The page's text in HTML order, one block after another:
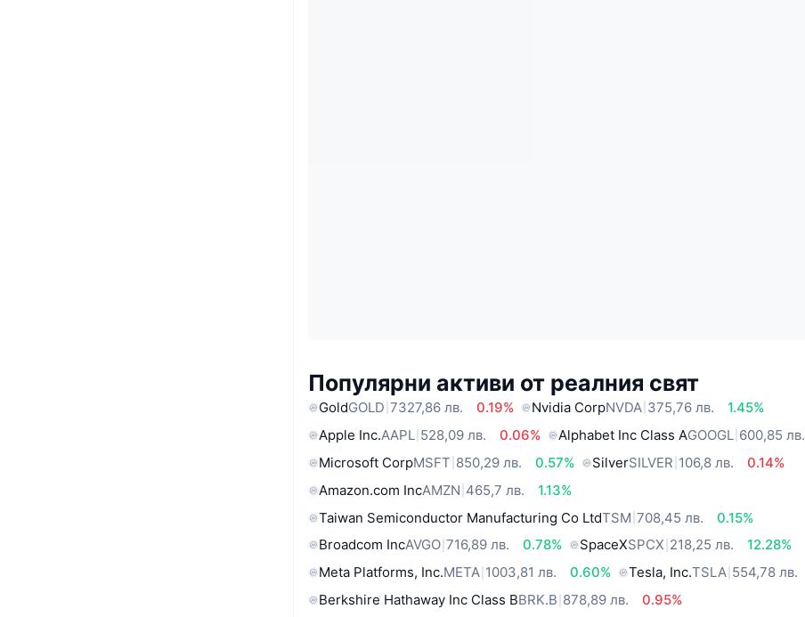
Популярни активи от реалния свят
GoldGOLD 7327,86 лв. 0.19% Nvidia CorpNVDA 375,76 лв.
1.45%
Apple Inc.AAPL 528,09 лв. 0.06% Alphabet Inc Class AGOOGL 600,85 лв.
Microsoft CorpMSFT 850,29 лв. 0.57% SilverSILVER 106,8 лв.
0.14%
Amazon.com IncAMZN 465,7 лв.
1.13%
Taiwan Semiconductor Manufacturing Co LtdTSM 708,45 лв.
0.15%
Broadcom IncAVGO 716,89 лв. 0.78% SpaceXSPCX 218,25 лв.
12.28%
Meta Platforms, Inc.META 1003,81 лв. 0.60% Tesla, Inc.TSLA 554,78 лв.
Berkshire Hathaway Inc Class BBRK.B 878,89 лв.
0.95%